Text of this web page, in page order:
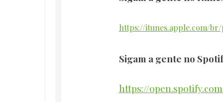
https://itunes.apple.com/
Sigam a gente no
https://